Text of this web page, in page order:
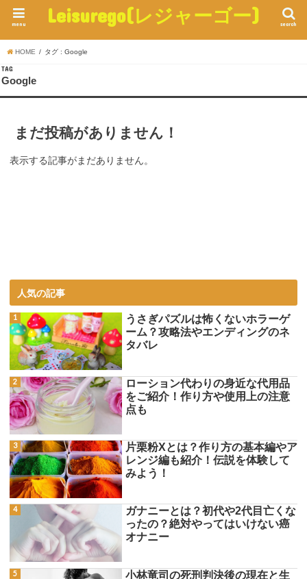
Leisurego(レジャーゴー) search
menu
HOME タグ : Google
TAG
Google
まだ投稿がありません！
表示する記事がまだありません。
人気の記事
うさぎパズルは怖くないホラーゲ
ーム？攻略法やエンディングのネ
タバレ
ローション代わりの身近な代用品
をご紹介！作り方や使用上の注意
点も
片栗粉Xとは？作り方の基本編やア
レンジ編も紹介！伝説を体験して
みよう！
ガナニーとは？初代や2代目亡くな
ったの？絶対やってはいけない癌
オナニー
小林竜司の死刑判決後の現在と生